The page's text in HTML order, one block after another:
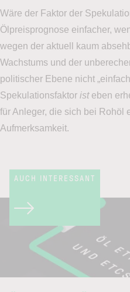
Wäre der Faktor der
Ölpreisprognose einfacher,
wegen der aktuell kaum
Wachstums und der
politischer Ebene nicht
Spekulationsfaktor ist eben
für Anleger, die sich bei Rohöl
Aufmerksamkeit.
AUCH INTERESSANT